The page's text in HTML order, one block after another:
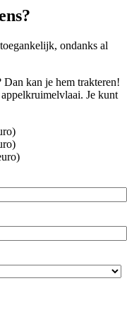
ondanks al
kan je hem trakteren!
Je kunt